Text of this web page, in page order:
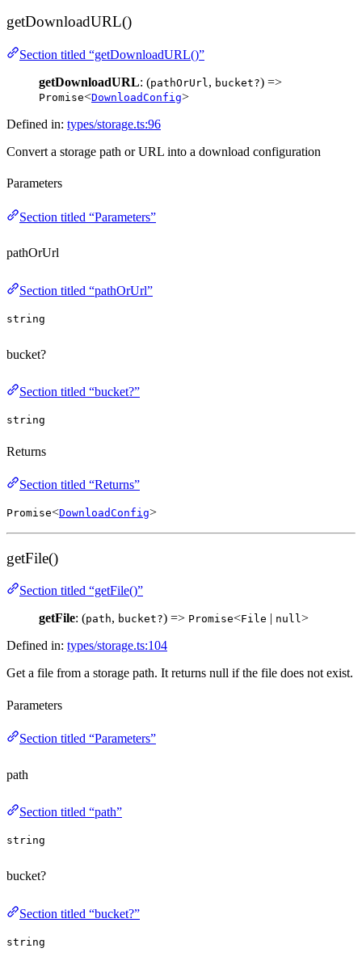
getDownloadURL()
Section titled “getDownloadURL()”
getDownloadURL: (pathOrUrl, bucket?) =>
Promise<DownloadConfig>
Defined in: types/storage.ts:96
Convert a storage path or URL into a download configuration
Parameters
Section titled “Parameters”
pathOrUrl
Section titled “pathOrUrl”
string
bucket?
Section titled “bucket?”
string
Returns
Section titled “Returns”
Promise<DownloadConfig>
getFile()
Section titled “getFile()”
getFile: (path, bucket?) => Promise<File | null>
Defined in: types/storage.ts:104
Get a file from a storage path. It returns null if the file does not exist.
Parameters
Section titled “Parameters”
path
Section titled “path”
string
bucket?
Section titled “bucket?”
string